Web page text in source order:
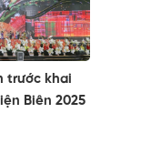
trước khai
Biên 2025